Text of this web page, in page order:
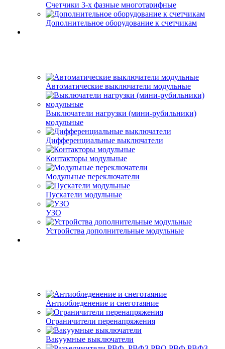
Счетчики 3-х фазные многотарифные
Дополнительное оборудование к счетчикам
Автоматические выключатели модульные
Выключатели нагрузки (мини-рубильники)
модульные
Дифференциальные выключатели
Контакторы модульные
Модульные переключатели
Пускатели модульные
УЗО
Устройства дополнительные модульные
Антиобледенение и снеготаяние
Ограничители перенапряжения
Вакуумные выключатели